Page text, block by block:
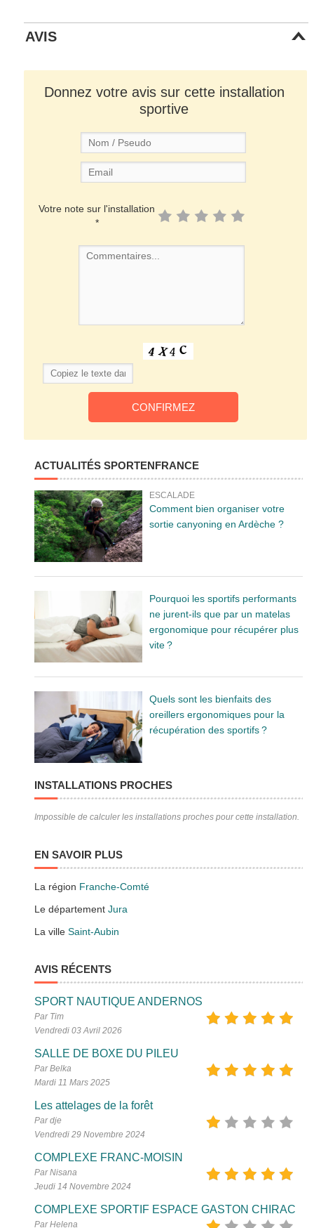
AVIS
Donnez votre avis sur cette installation
sportive
Votre note sur l'installation
*
ACTUALITÉS SPORTENFRANCE
ESCALADE
Comment bien organiser votre
sortie canyoning en Ardèche ?
Pourquoi les sportifs performants
ne jurent-ils que par un matelas
ergonomique pour récupérer plus
vite ?
Quels sont les bienfaits des
oreillers ergonomiques pour la
récupération des sportifs ?
INSTALLATIONS PROCHES
Impossible de calculer les installations proches pour cette installation.
EN SAVOIR PLUS
La région Franche-Comté
Le départementJura
La villeSaint-Aubin
AVIS RÉCENTS
SPORT NAUTIQUE ANDERNOS
Par Tim
Vendredi 03 Avril 2026
SALLE DE BOXE DU PILEU
Par Belka
Mardi 11 Mars 2025
Les attelages de la forêt
Par dje
Vendredi 29 Novembre 2024
COMPLEXE FRANC-MOISIN
Par Nisana
Jeudi 14 Novembre 2024
COMPLEXE SPORTIF ESPACE GASTON CHIRAC
Par Helena